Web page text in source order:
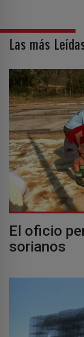
Las más
El oficio
sorianos